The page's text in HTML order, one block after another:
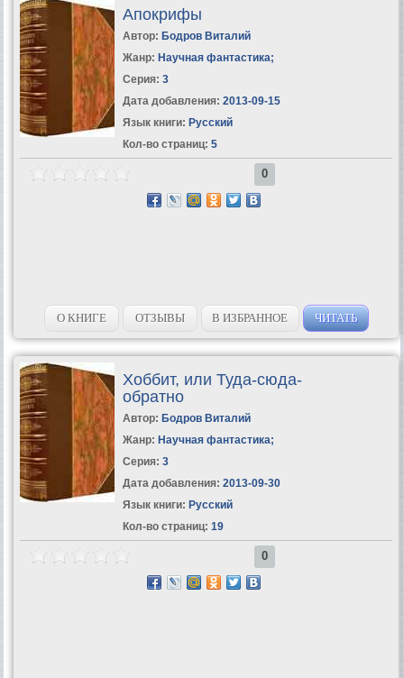
Апокрифы
Автор: Бодров Виталий
Жанр: Научная фантастика;
Серия: 3
Дата добавления: 2013-09-15
Язык книги: Русский
Кол-во страниц: 5
0
О КНИГЕ ОТЗЫВЫ В ИЗБРАННОЕ ЧИТАТЬ
Хоббит, или Туда-сюда-
обратно
Автор: Бодров Виталий
Жанр: Научная фантастика;
Серия: 3
Дата добавления: 2013-09-30
Язык книги: Русский
Кол-во страниц: 19
0